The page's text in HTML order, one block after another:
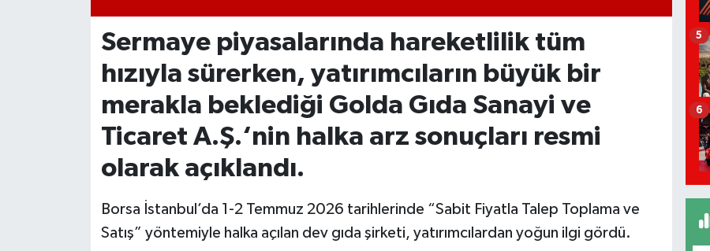
Sermaye piyasalarında hareketlilik tüm
hızıyla sürerken, yatırımcıların büyük bir
merakla beklediği Golda Gıda Sanayi ve
Ticaret A.Ş.‘nin halka arz sonuçları resmi
olarak açıklandı.
Borsa İstanbul’da 1-2 Temmuz 2026 tarihlerinde “Sabit Fiyatla Talep Toplama ve
Satış” yöntemiyle halka açılan dev gıda şirketi, yatırımcılardan yoğun ilgi gördü.
5
6
KENT GÜNDEMİ
KÜLTÜR-SANAT
MAGAZİN